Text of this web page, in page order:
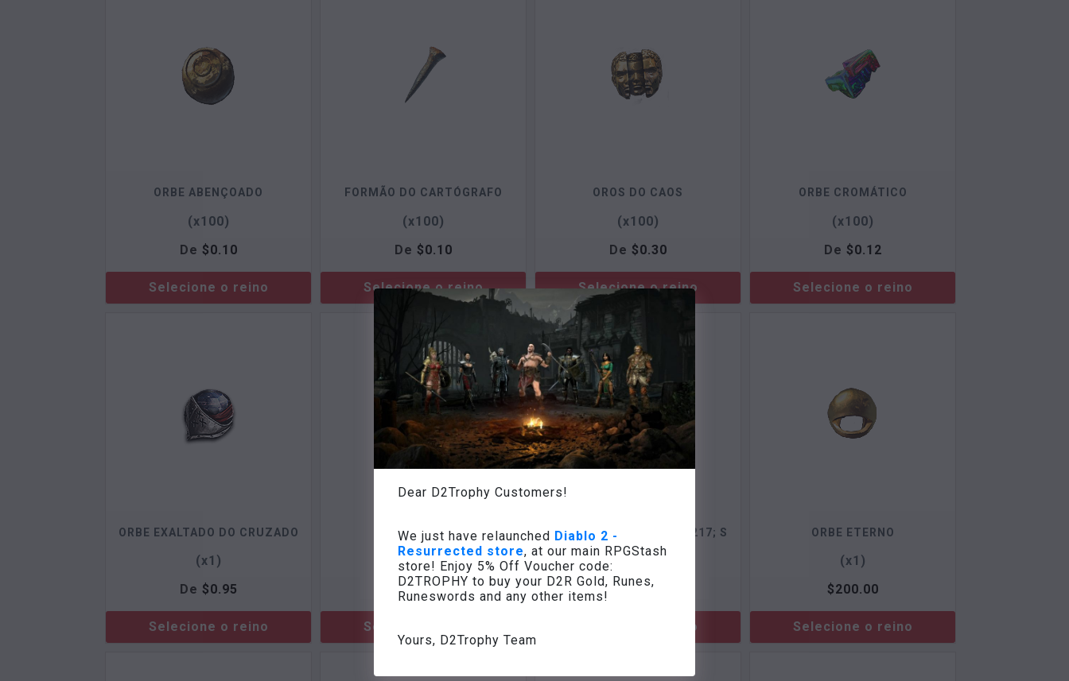
Dear D2Trophy Customers!
We just have relaunched Diablo 2 -
Resurrected store, at our main RPGStash
store! Enjoy 5% Off Voucher code:
D2TROPHY to buy your D2R Gold, Runes,
Runeswords and any other items!
Yours, D2Trophy Team
ORBE ABENÇOADO
(x100)
De $0.10
Selecione o reino
FORMÃO DO CARTÓGRAFO
(x100)
De $0.10
Selecione o reino
OROS DO CAOS
(x100)
De $0.30
Selecione o reino
ORBE CROMÁTICO
(x100)
De $0.12
Selecione o reino
ORBE EXALTADO DO CRUZADO
(x1)
De $0.95
Selecione o reino
ORBE DIVINO
(x10)
De $0.58
Selecione o reino
ENGENHEIRO ORB DE #8217; S
(x100)
De$0.15
Selecione o reino
ORBE ETERNO
(x1)
$200.00
Selecione o reino